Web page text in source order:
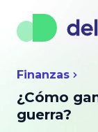
Finanzas
¿Cómo
guerra?